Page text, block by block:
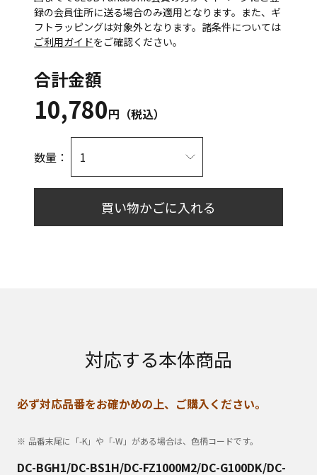
録の会員住所に送る場合のみ適用となります。また、ギ
フトラッピングは対象外となります。諸条件については
ご利用ガイドをご確認ください。
合計金額
10,780円（税込）
数量：
買い物かごに入れる
対応する本体商品
必ず対応品番をお確かめの上、ご購入ください。
品番末尾に「-K」や「-W」がある場合は、色柄コードです。
DC-BGH1/DC-BS1H/DC-FZ1000M2/DC-G100DK/DC-